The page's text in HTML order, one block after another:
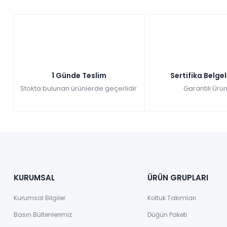
Modalife genç odası koleksiyonunda yer alan komodinler, hem
1 Günde Teslim
Stokta bulunan ürünlerde geçerlidir.
Sertifika
Garantili
KURUMSAL
Kurumsal Bilgiler
Basın Bültenlerimiz
ÜRÜN GRUPLARI
Koltuk Takımları
Düğün Paketi